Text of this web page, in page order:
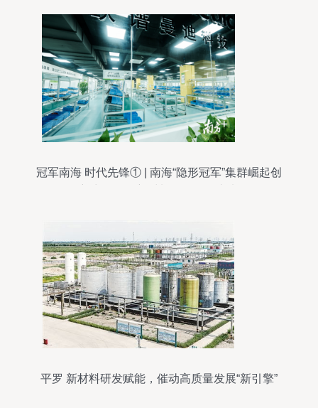
冠军南海 时代先锋① | 南海“隐形冠军”集群崛起创
平罗 新材料研发赋能，催动高质量发展“新引擎”